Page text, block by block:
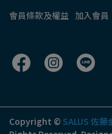
會員條款及權益 加入會員
Copyright © SALUS 佐